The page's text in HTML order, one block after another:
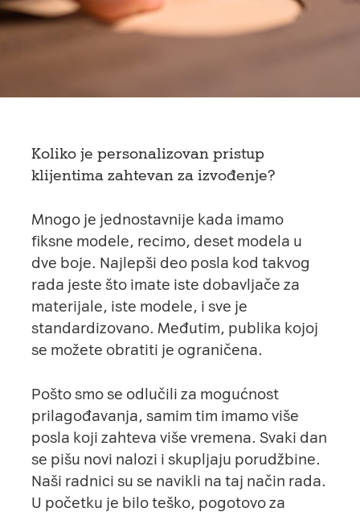
Koliko je personalizovan pristup
klijentima zahtevan za izvođenje?
Mnogo je jednostavnije kada imamo
fiksne modele, recimo, deset modela u
dve boje. Najlepši deo posla kod takvog
rada jeste što imate iste dobavljače za
materijale, iste modele, i sve je
standardizovano. Međutim, publika kojoj
se možete obratiti je ograničena.
Pošto smo se odlučili za mogućnost
prilagođavanja, samim tim imamo više
posla koji zahteva više vremena. Svaki dan
se pišu novi nalozi i skupljaju porudžbine.
Naši radnici su se navikli na taj način rada.
U početku je bilo teško, pogotovo za